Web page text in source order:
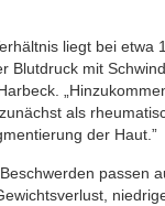
liegt bei etwa
mit
als
der Haut.”
passen